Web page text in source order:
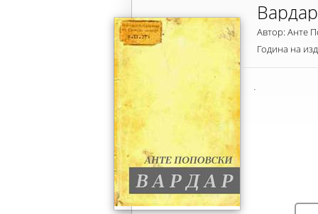
Вардар
Автор: Анте
Година на
.